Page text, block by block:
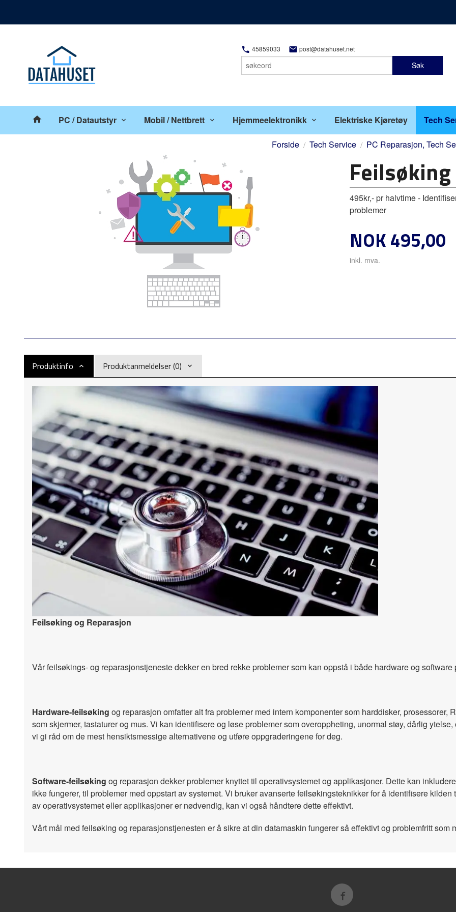
45859033 post@datahuset.net
Søk
Produkter
PC / Datautstyr Mobil / Nettbrett Hjemmeelektronikk Elektriske Kjøretøy Tech
Forside Tech Service PC Reparasjon, Tech
495kr,- pr halvtime -
problemer
Pris
NOK495,00
inkl. mva.
Produktinfo Produktanmeldelser (0)
Feilsøking og Reparasjon
Vår feilsøkings- og reparasjonstjeneste dekker en bred rekke problemer som kan oppstå i både hardware og software
Hardware-feilsøking og reparasjon omfatter alt fra problemer med intern komponenter som harddisker, prosessorer,
som skjermer, tastaturer og mus. Vi kan identifisere og løse problemer som overoppheting, unormal støy, dårlig
vi gi råd om de mest hensiktsmessige alternativene og utføre oppgraderingene for deg.
Software-feilsøking og reparasjon dekker problemer knyttet til operativsystemet og applikasjoner. Dette kan
ikke fungerer, til problemer med oppstart av systemet. Vi bruker avanserte feilsøkingsteknikker for å identifisere
av operativsystemet eller applikasjoner er nødvendig, kan vi også håndtere dette effektivt.
Vårt mål med feilsøking og reparasjonstjenesten er å sikre at din datamaskin fungerer så effektivt og problemfritt som